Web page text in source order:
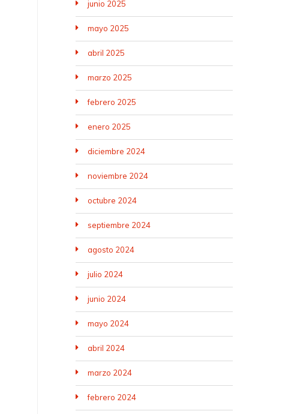
junio 2025
mayo 2025
abril 2025
marzo 2025
febrero 2025
enero 2025
diciembre 2024
noviembre 2024
octubre 2024
septiembre 2024
agosto 2024
julio 2024
junio 2024
mayo 2024
abril 2024
marzo 2024
febrero 2024